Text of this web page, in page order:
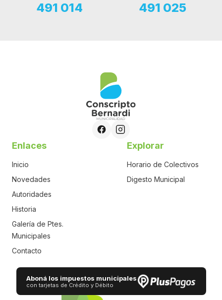
491 014 491 025
Enlaces
Inicio
Novedades
Autoridades
Historia
Galería de Ptes.
Municipales
Contacto
Explorar
Horario de Colectivos
Digesto Municipal
Aboná los impuestos municipales
con tarjetas de Crédito y Débito